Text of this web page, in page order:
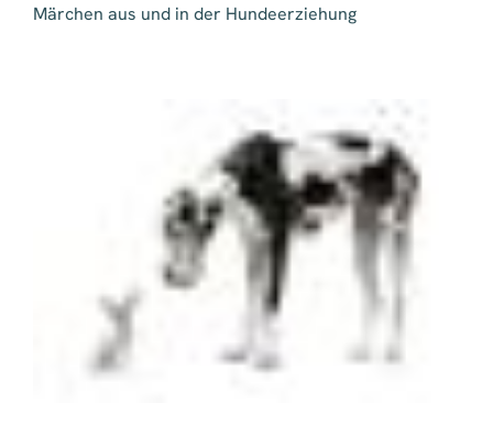
Märchen aus und in der Hundeerziehung